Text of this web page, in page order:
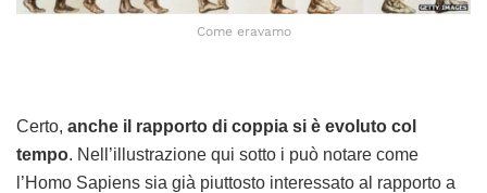
Come eravamo
Certo, anche il rapporto di coppia si è evoluto col
tempo. Nell’illustrazione qui sotto i può notare come
l’Homo Sapiens sia già piuttosto interessato al rapporto a